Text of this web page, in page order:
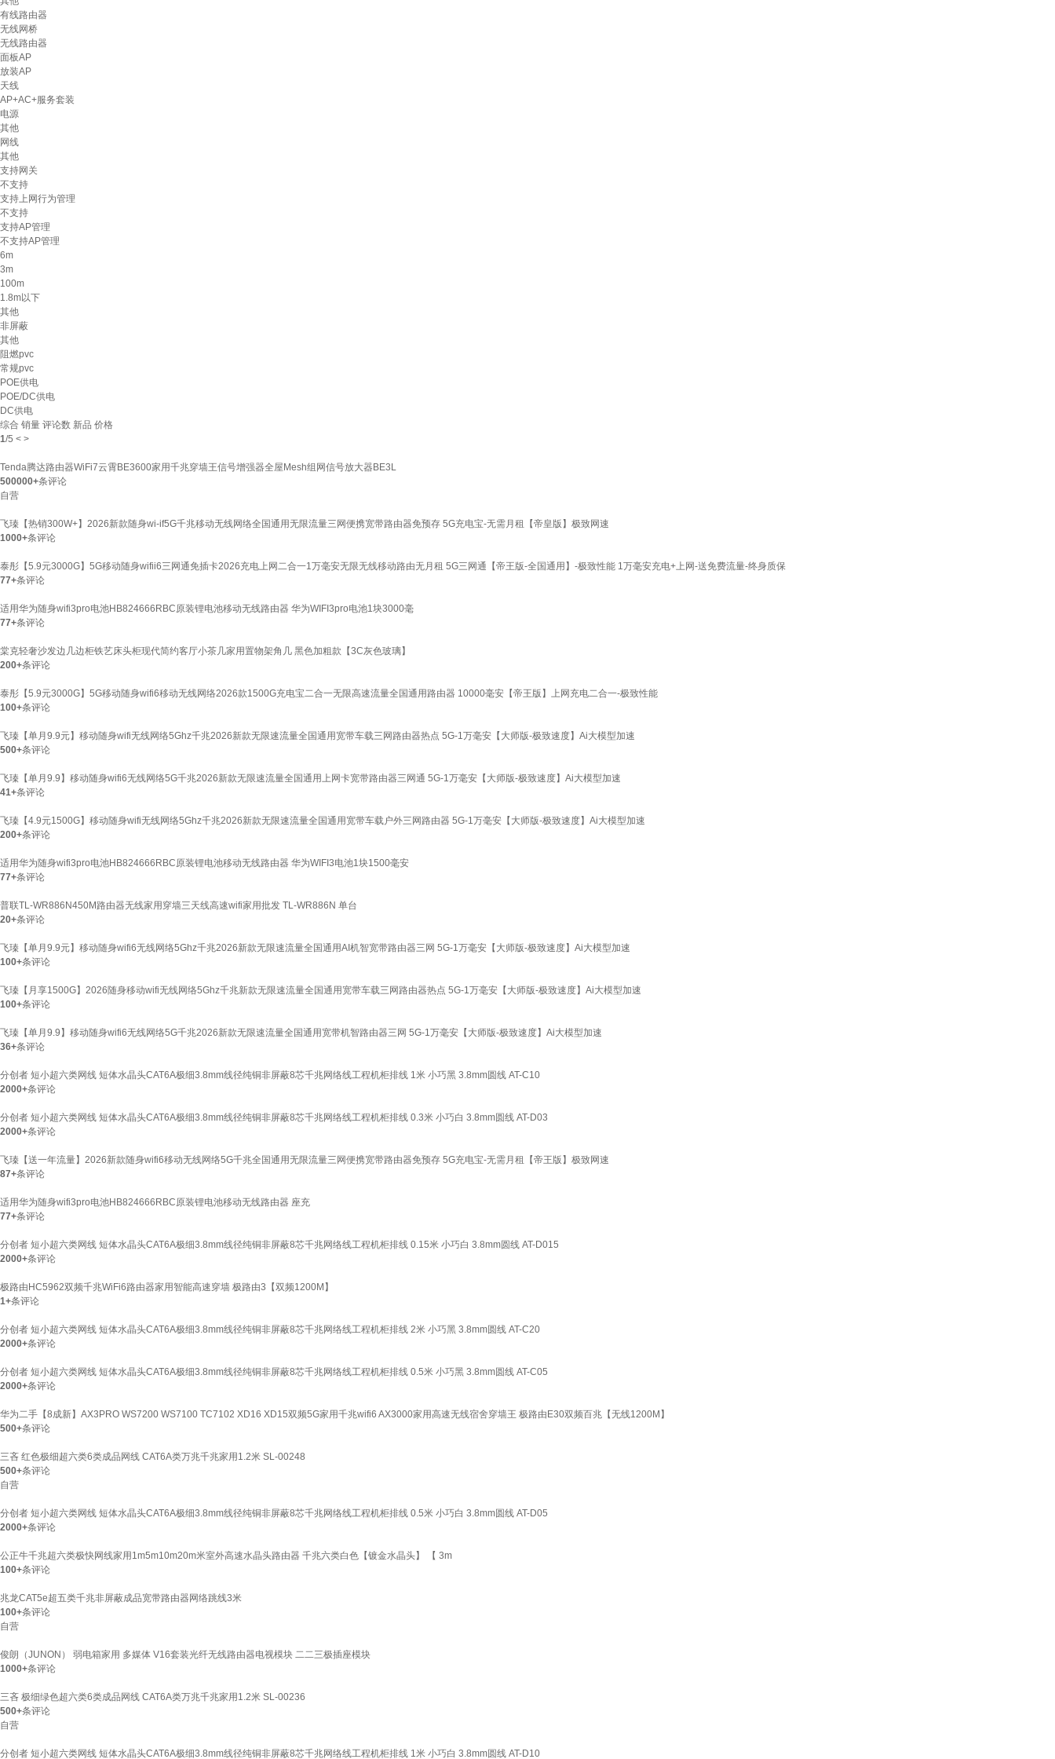
有线路由器
无线网桥
无线路由器
面板AP
放装AP
天线
AP+AC+服务套装
电源
其他
网线
其他
支持网关
不支持
支持上网行为管理
不支持
支持AP管理
不支持AP管理
6m
3m
100m
1.8m以下
其他
非屏蔽
其他
阻燃pvc
常规pvc
POE供电
POE/DC供电
DC供电
综合 销量 评论数 新品 价格
1/5 < >
Tenda腾达路由器WiFi7云霄BE3600家用千兆穿墙王信号增强器全屋Mesh组网信号放大器BE3L
500000+条评论
自营
飞瑧【热销300W+】2026新款随身wi-if5G千兆移动无线网络全国通用无限流量三网便携宽带路由器免预存 5G充电宝-无需月租【帝皇版】极致网速
1000+条评论
泰彤【5.9元3000G】5G移动随身wifii6三网通免插卡2026充电上网二合一1万毫安无限无线移动路由无月租 5G三网通【帝王版-全国通用】-极致性能 1万毫安充电+上网-送免费流量-终身质保
77+条评论
适用华为随身wifi3pro电池HB824666RBC原装锂电池移动无线路由器 华为WIFI3pro电池1块3000毫
77+条评论
棠克轻奢沙发边几边柜铁艺床头柜现代简约客厅小茶几家用置物架角几 黑色加粗款【3C灰色玻璃】
200+条评论
泰彤【5.9元3000G】5G移动随身wifi6移动无线网络2026款1500G充电宝二合一无限高速流量全国通用路由器 10000毫安【帝王版】上网充电二合一-极致性能
100+条评论
飞瑧【单月9.9元】移动随身wifi无线网络5Ghz千兆2026新款无限速流量全国通用宽带车载三网路由器热点 5G-1万毫安【大师版-极致速度】Ai大模型加速
500+条评论
飞瑧【单月9.9】移动随身wifi6无线网络5G千兆2026新款无限速流量全国通用上网卡宽带路由器三网通 5G-1万毫安【大师版-极致速度】Ai大模型加速
41+条评论
飞瑧【4.9元1500G】移动随身wifi无线网络5Ghz千兆2026新款无限速流量全国通用宽带车载户外三网路由器 5G-1万毫安【大师版-极致速度】Ai大模型加速
200+条评论
适用华为随身wifi3pro电池HB824666RBC原装锂电池移动无线路由器 华为WIFI3电池1块1500毫安
77+条评论
普联TL-WR886N450M路由器无线家用穿墙三天线高速wifi家用批发 TL-WR886N 单台
20+条评论
飞瑧【单月9.9元】移动随身wifi6无线网络5Ghz千兆2026新款无限速流量全国通用AI机智宽带路由器三网 5G-1万毫安【大师版-极致速度】Ai大模型加速
100+条评论
飞瑧【月享1500G】2026随身移动wifi无线网络5Ghz千兆新款无限速流量全国通用宽带车载三网路由器热点 5G-1万毫安【大师版-极致速度】Ai大模型加速
100+条评论
飞瑧【单月9.9】移动随身wifi6无线网络5G千兆2026新款无限速流量全国通用宽带机智路由器三网 5G-1万毫安【大师版-极致速度】Ai大模型加速
36+条评论
分创者 短小超六类网线 短体水晶头CAT6A极细3.8mm线径纯铜非屏蔽8芯千兆网络线工程机柜排线 1米 小巧黑 3.8mm圆线 AT-C10
2000+条评论
分创者 短小超六类网线 短体水晶头CAT6A极细3.8mm线径纯铜非屏蔽8芯千兆网络线工程机柜排线 0.3米 小巧白 3.8mm圆线 AT-D03
2000+条评论
飞瑧【送一年流量】2026新款随身wifi6移动无线网络5G千兆全国通用无限流量三网便携宽带路由器免预存 5G充电宝-无需月租【帝王版】极致网速
87+条评论
适用华为随身wifi3pro电池HB824666RBC原装锂电池移动无线路由器 座充
77+条评论
分创者 短小超六类网线 短体水晶头CAT6A极细3.8mm线径纯铜非屏蔽8芯千兆网络线工程机柜排线 0.15米 小巧白 3.8mm圆线 AT-D015
2000+条评论
极路由HC5962双频千兆WiFi6路由器家用智能高速穿墙 极路由3【双频1200M】
1+条评论
分创者 短小超六类网线 短体水晶头CAT6A极细3.8mm线径纯铜非屏蔽8芯千兆网络线工程机柜排线 2米 小巧黑 3.8mm圆线 AT-C20
2000+条评论
分创者 短小超六类网线 短体水晶头CAT6A极细3.8mm线径纯铜非屏蔽8芯千兆网络线工程机柜排线 0.5米 小巧黑 3.8mm圆线 AT-C05
2000+条评论
华为二手【8成新】AX3PRO WS7200 WS7100 TC7102 XD16 XD15双频5G家用千兆wifi6 AX3000家用高速无线宿舍穿墙王 极路由E30双频百兆【无线1200M】
500+条评论
三吝 红色极细超六类6类成品网线 CAT6A类万兆千兆家用1.2米 SL-00248
500+条评论
自营
分创者 短小超六类网线 短体水晶头CAT6A极细3.8mm线径纯铜非屏蔽8芯千兆网络线工程机柜排线 0.5米 小巧白 3.8mm圆线 AT-D05
2000+条评论
公正牛千兆超六类极快网线家用1m5m10m20m米室外高速水晶头路由器 千兆六类白色【镀金水晶头】 【 3m
100+条评论
兆龙CAT5e超五类千兆非屏蔽成品宽带路由器网络跳线3米
100+条评论
自营
俊朗（JUNON） 弱电箱家用 多媒体 V16套装光纤无线路由器电视模块 二二三极插座模块
1000+条评论
三吝 极细绿色超六类6类成品网线 CAT6A类万兆千兆家用1.2米 SL-00236
500+条评论
自营
分创者 短小超六类网线 短体水晶头CAT6A极细3.8mm线径纯铜非屏蔽8芯千兆网络线工程机柜排线 1米 小巧白 3.8mm圆线 AT-D10